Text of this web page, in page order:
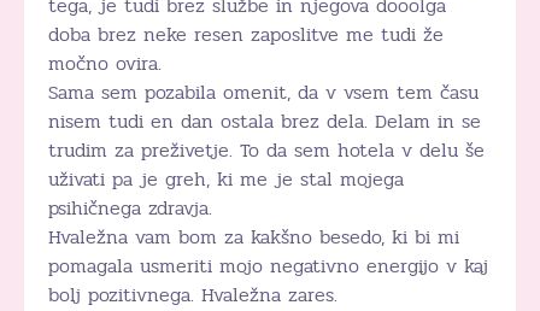
doba brez neke resen zaposlitve me tudi že
močno ovira.
Sama sem pozabila omenit, da v vsem tem času
nisem tudi en dan ostala brez dela. Delam in se
trudim za preživetje. To da sem hotela v delu še
uživati pa je greh, ki me je stal mojega
psihičnega zdravja.
Hvaležna vam bom za kakšno besedo, ki bi mi
pomagala usmeriti mojo negativno energijo v kaj
bolj pozitivnega. Hvaležna zares.